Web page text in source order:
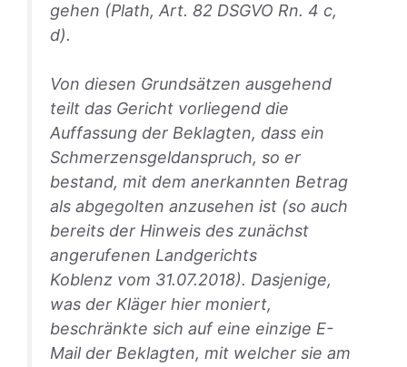
gehen (Plath, Art. 82 DSGVO Rn. 4 c,
d).
Von diesen Grundsätzen ausgehend
teilt das Gericht vorliegend die
Auffassung der Beklagten, dass ein
Schmerzensgeldanspruch, so er
bestand, mit dem anerkannten Betrag
als abgegolten anzusehen ist (so auch
bereits der Hinweis des zunächst
angerufenen Landgerichts
Koblenz vom 31.07.2018). Dasjenige,
was der Kläger hier moniert,
beschränkte sich auf eine einzige E-
Mail der Beklagten, mit welcher sie am